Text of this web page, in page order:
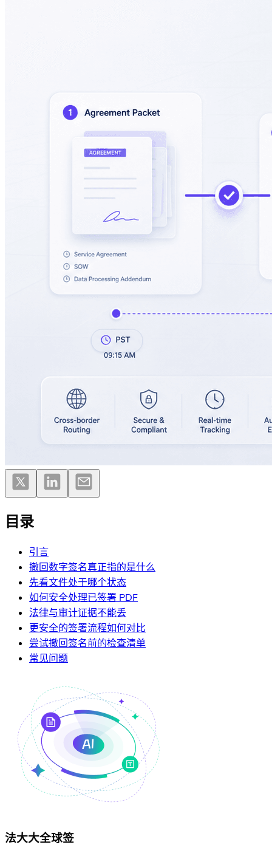
目录
引言
撤回数字签名真正指的是什么
先看文件处于哪个状态
如何安全处理已签署 PDF
法律与审计证据不能丢
更安全的签署流程如何对比
尝试撤回签名前的检查清单
常见问题
法大大全球签